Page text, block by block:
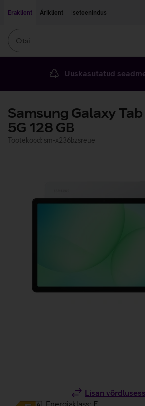
Eraklient
Äriklient Iseteenindus
Uuskasutatud
Samsung Galaxy Tab
5G 128 GB
Tootekood: sm-x236bzsreue
Lisan
Energiaklass: E